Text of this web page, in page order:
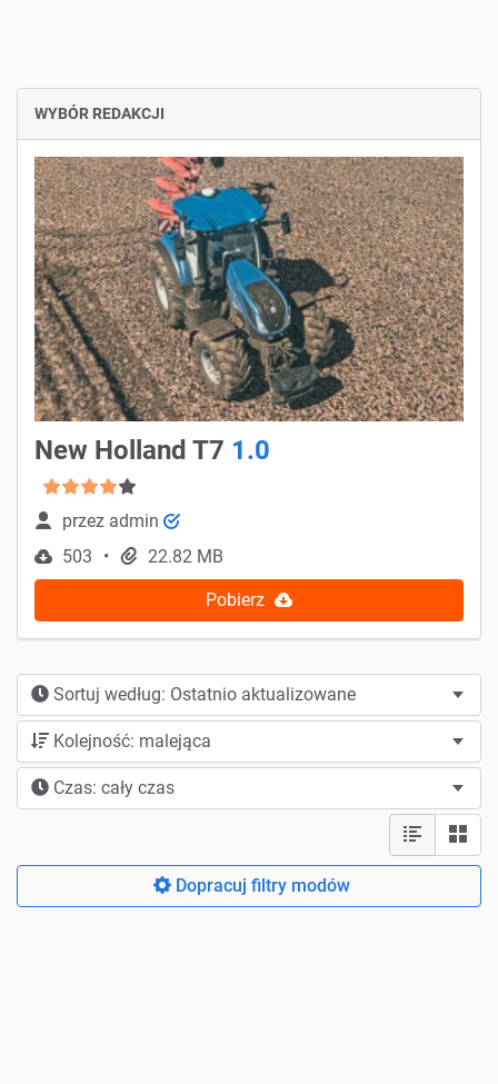
WYBÓR REDAKCJI
New Holland T7 1.0
przez admin
503
22.82 MB
Pobierz
Sortuj według: Ostatnio aktualizowane
Kolejność: malejąca
Czas: cały czas
Dopracuj filtry modów